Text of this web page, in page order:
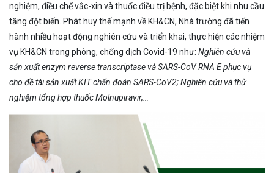
nghiệm, điều chế vắc-xin và thuốc điều trị bệnh, đặc biệt khi nhu cầu
tăng đột biến. Phát huy thế mạnh về KH&CN, Nhà trường đã tiến
hành nhiều hoạt động nghiên cứu và triển khai, thực hiện các nhiệm
vụ KH&CN trong phòng, chống dịch Covid-19 như: Nghiên cứu và
sản xuất enzym reverse transcriptase và SARS-CoV RNA E phục vụ
cho đề tài sản xuất KIT chẩn đoán SARS-CoV2; Nghiên cứu và thử
nghiệm tổng hợp thuốc Molnupiravir,…